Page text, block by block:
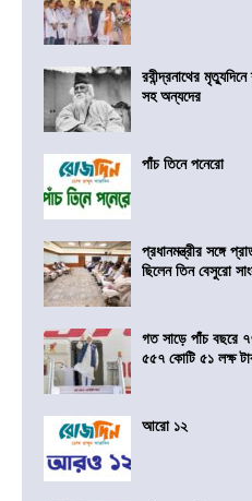
রবীন্দ্রনাথের
সহ অন্যদের
পাঁচ তিনে পনেরো
প্রধানমন্ত্রীর সঙ্গে
ছিলেন তিন বেসুরো
গত সাড়ে পাঁচ বছরে
৫৫৭ কোটি ৫১ লক্ষ
আরো ১২